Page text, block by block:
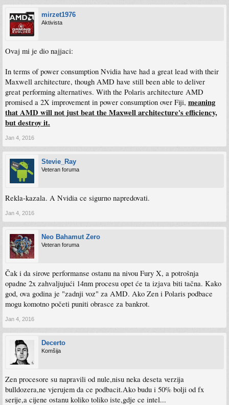
mirzet1976
Aktivista
Ovaj mi je dio najjaci:
In terms of power consumption Nvidia have had a great lead with their
Maxwell architecture, though AMD have still been able to deliver
great performing alternatives. With the Polaris architecture AMD
promised a 2X improvement in power consumption over Fiji, meaning
that AMD will not just beat the Maxwell architecture's efficiency,
but destroy it.
Jan 4, 2016
Stevie_Ray
Veteran foruma
Rekla-kazala. A Nvidia ce sigurno napredovati.
Jan 4, 2016
Neo Bahamut Zero
Veteran foruma
Čak i da sirove performanse ostanu na nivou Fury X, a potrošnja
opadne 2x zahvaljujući 14nm procesu opet će ta izjava biti tačna. Kako
god, ova godina je "zadnji voz" za AMD. Ako Zen i Polaris podbace
mogu komotno početi puniti obrasce za bankrot.
Jan 4, 2016
Decerto
Komšija
Zen procesore su napravili od nule,nisu neka deseta verzija
bulldozera,ne vjerujem da ce podbacit.Ako budu i 50% bolji od fx
serije,a cijene ostanu koliko toliko iste,gdje ce intel...